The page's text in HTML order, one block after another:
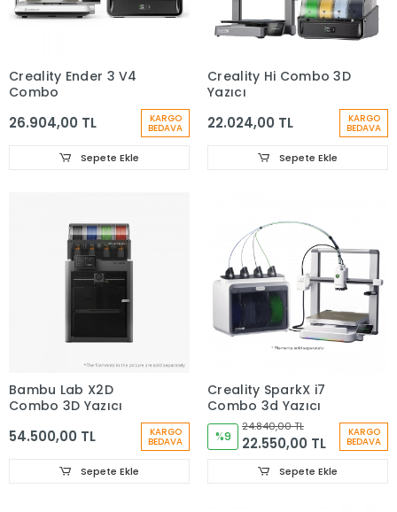
Creality Ender 3 V4
Combo
26.904,00 TL KARGO
BEDAVA
Sepete Ekle
Creality Hi Combo 3D
Yazıcı
22.024,00 TL KARGO
BEDAVA
Sepete Ekle
Bambu Lab X2D
Combo 3D Yazıcı
54.500,00 TL KARGO
BEDAVA
Sepete Ekle
Creality SparkX i7
Combo 3d Yazıcı
%9
24.840,00 TL
22.550,00 TL
KARGO
BEDAVA
Sepete Ekle